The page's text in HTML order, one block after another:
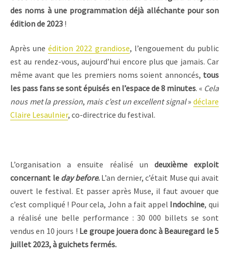
des noms à une programmation déjà alléchante pour son
édition de 2023 !
Après uneédition 2022 grandiose, l’engouement du public
est au rendez-vous, aujourd’hui encore plus que jamais. Car
même avant que les premiers noms soient annoncés, tous
les pass fans se sont épuisés en l’espace de 8 minutes. « Cela
nous met la pression, mais c’est un excellent signal»déclare
Claire Lesaulnier, co-directrice du festival.
L’organisation a ensuite réalisé un deuxième exploit
concernant le day before.L’an dernier, c’était Muse qui avait
ouvert le festival. Et passer après Muse, il faut avouer que
c’est compliqué ! Pour cela, John a fait appel Indochine, qui
a réalisé une belle performance : 30 000 billets se sont
vendus en 10 jours ! Le groupe jouera donc à Beauregard le 5
juillet 2023, à guichets fermés.